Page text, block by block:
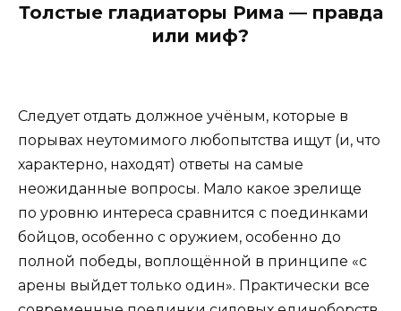
Толстые гладиаторы Рима — правда
или миф?
Следует отдать должное учёным, которые в
порывах неутомимого любопытства ищут (и, что
характерно, находят) ответы на самые
неожиданные вопросы. Мало какое зрелище
по уровню интереса сравнится с поединками
бойцов, особенно с оружием, особенно до
полной победы, воплощённой в принципе «с
арены выйдет только один». Практически все